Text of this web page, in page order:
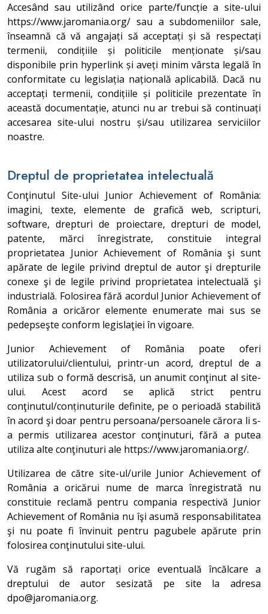
Accesând sau utilizând orice parte/funcție a site-ului
https://www.jaromania.org/ sau a subdomeniilor sale,
înseamnă că vă angajați să acceptați și să respectați
termenii, condițiile și politicile menționate și/sau
disponibile prin hyperlink și aveți minim vârsta legală în
conformitate cu legislația națională aplicabilă. Dacă nu
acceptați termenii, condițiile și politicile prezentate în
această documentație, atunci nu ar trebui să continuați
accesarea site-ului nostru și/sau utilizarea serviciilor
noastre.
Dreptul de proprietatea intelectuală
Conţinutul Site-ului Junior Achievement of România:
imagini, texte, elemente de grafică web, scripturi,
software, drepturi de proiectare, drepturi de model,
patente, mărci înregistrate, constituie integral
proprietatea Junior Achievement of România şi sunt
apărate de legile privind dreptul de autor şi drepturile
conexe şi de legile privind proprietatea intelectuală şi
industrială. Folosirea fără acordul Junior Achievement of
România a oricăror elemente enumerate mai sus se
pedepseşte conform legislaţiei în vigoare.
Junior Achievement of România poate oferi
utilizatorului/clientului, printr-un acord, dreptul de a
utiliza sub o formă descrisă, un anumit conţinut al site-
ului. Acest acord se aplică strict pentru
conţinutul/conținuturile definite, pe o perioadă stabilită
în acord şi doar pentru persoana/persoanele cărora li s-
a permis utilizarea acestor conţinuturi, fără a putea
utiliza alte conţinuturi ale https://www.jaromania.org/.
Utilizarea de către site-ul/urile Junior Achievement of
România a oricărui nume de marca înregistrată nu
constituie reclamă pentru compania respectivă Junior
Achievement of România nu îşi asumă responsabilitatea
şi nu poate fi învinuit pentru pagubele apărute prin
folosirea conţinutului site-ului.
Vă rugăm să raportați orice eventuală încălcare a
dreptului de autor sesizată pe site la adresa
dpo@jaromania.org.